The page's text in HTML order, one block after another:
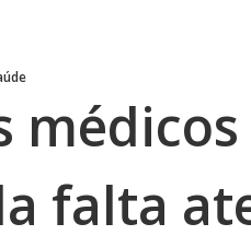
falta